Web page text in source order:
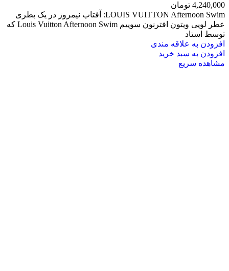
4,240,000 تومان
LOUIS VUITTON Afternoon Swim: آفتاب نیمروز در یک بطری
عطر لویی ویتون افترنون سوییم Louis Vuitton Afternoon Swim که
توسط استاد
افزودن به علاقه مندی
افزودن به سبد خرید
مشاهده سریع